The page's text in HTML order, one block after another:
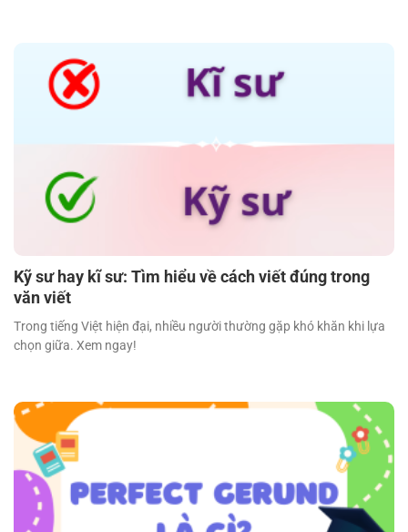
Kỹ sư hay kĩ sư: Tìm hiểu về cách viết đúng trong
văn viết
Trong tiếng Việt hiện đại, nhiều người thường gặp khó khăn khi lựa
chọn giữa. Xem ngay!